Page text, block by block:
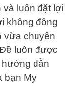
và luôn đặt lợi
không đông
vừa chuyên
luôn được
dẫn
bạn My